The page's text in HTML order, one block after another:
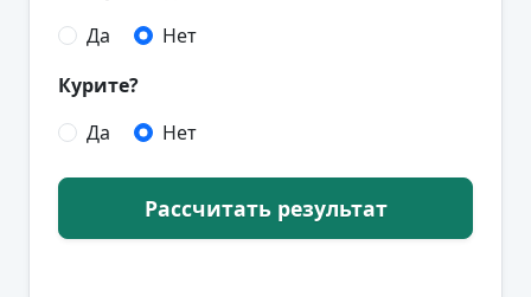
Да
Нет
Курите?
Да
Нет
Рассчитать результат